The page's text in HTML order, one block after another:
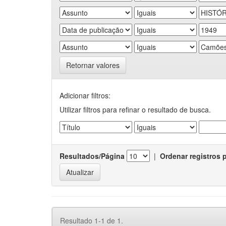
Retornar valores
Adicionar filtros:
Utilizar filtros para refinar o resultado de busca.
Resultados/Página | Ordenar registros
Resultado 1-1 de 1.